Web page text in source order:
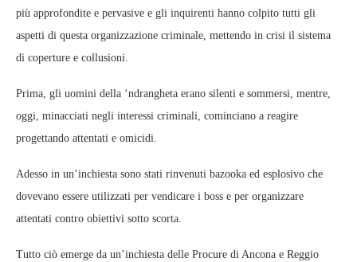
più approfondite e pervasive e gli inquirenti hanno colpito tutti gli
aspetti di questa organizzazione criminale, mettendo in crisi il sistema
di coperture e collusioni.
Prima, gli uomini della ‘ndrangheta erano silenti e sommersi, mentre,
oggi, minacciati negli interessi criminali, cominciano a reagire
progettando attentati e omicidi.
Adesso in un’inchiesta sono stati rinvenuti bazooka ed esplosivo che
dovevano essere utilizzati per vendicare i boss e per organizzare
attentati contro obiettivi sotto scorta.
Tutto ciò emerge da un’inchiesta delle Procure di Ancona e Reggio